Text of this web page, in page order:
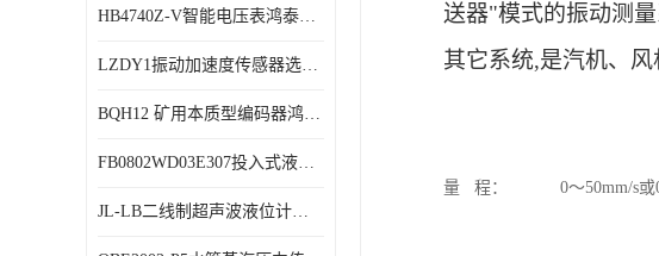
HB4740Z-V智能电压表鸿泰产品外形美观大方
LZDY1振动加速度传感器选型资料
BQH12 矿用本质型编码器鸿泰产品实物展示
FB0802WD03E307投入式液位计鸿泰产品选型参数
JL-LB二线制超声波液位计鸿泰产品外形美观大方
送器"模式的振动测
其它系统,是汽机、
量 程： 0～50mm/s或